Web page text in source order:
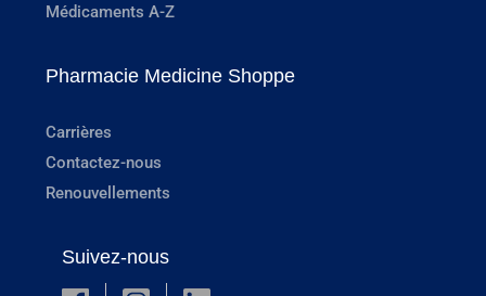
Médicaments A-Z
Pharmacie Medicine Shoppe
Carrières
Contactez-nous
Renouvellements
Suivez-nous